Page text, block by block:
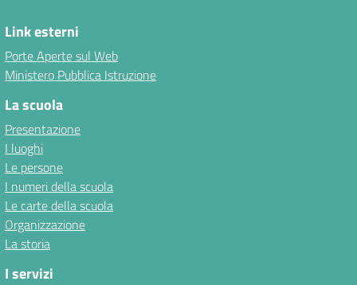
Link esterni
Porte Aperte sul Web
Ministero Pubblica Istruzione
La scuola
Presentazione
I luoghi
Le persone
I numeri della scuola
Le carte della scuola
Organizzazione
La storia
I servizi